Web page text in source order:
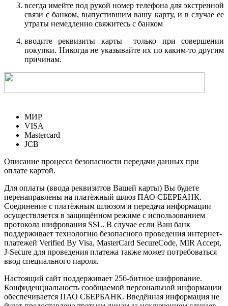
всегда имейте под рукой номер телефона для экстренной
связи с банком, выпустившим вашу карту, и в случае ее
утраты немедленно свяжитесь с банком
вводите реквизиты карты только при совершении
покупки. Никогда не указывайте их по каким-то другим
причинам.
МИР
VISA
Mastercard
JCB
Описание процесса безопасности передачи данных при
оплате картой.
Для оплаты (ввода реквизитов Вашей карты) Вы будете
перенаправлены на платёжный шлюз ПАО СБЕРБАНК.
Соединение с платёжным шлюзом и передача информации
осуществляется в защищённом режиме с использованием
протокола шифрования SSL. В случае если Ваш банк
поддерживает технологию безопасного проведения интернет-
платежей Verified By Visa, MasterCard SecureCode, MIR Accept,
J-Secure для проведения платежа также может потребоваться
ввод специального пароля.
Настоящий сайт поддерживает 256-битное шифрование.
Конфиденциальность сообщаемой персональной информации
обеспечивается ПАО СБЕРБАНК. Введённая информация не